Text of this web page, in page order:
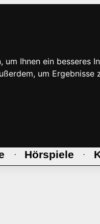
Ihnen ein besseres
um
· Hörspiele ·